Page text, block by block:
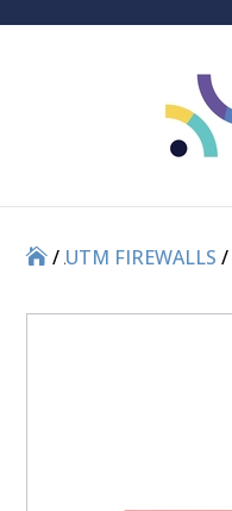
//
UTM FIREWALLS /